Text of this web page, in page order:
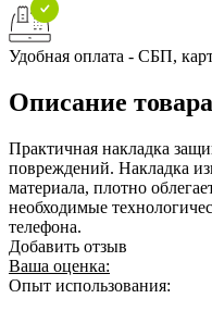
Удобная оплата - СБП,
Описание товара
Практичная накладка
повреждений. Накладка
материала, плотно
необходимые
телефона.
Добавить отзыв
Ваша оценка:
Опыт использования: